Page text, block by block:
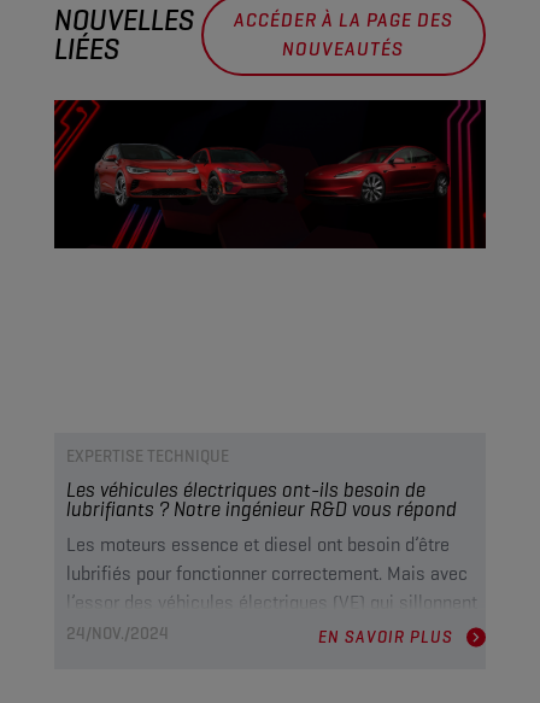
NOUVELLES
LIÉES
ACCÉDER À LA PAGE DES
NOUVEAUTÉS
EXPERTISE TECHNIQUE
Les véhicules électriques ont-ils besoin de
lubrifiants ? Notre ingénieur R&D vous répond
Les moteurs essence et diesel ont besoin d’être
lubrifiés pour fonctionner correctement. Mais avec
l’essor des véhicules électriques (VE) qui sillonnent
les routes, vous vous posez peut-être la question
24/NOV./2024 EN SAVOIR PLUS